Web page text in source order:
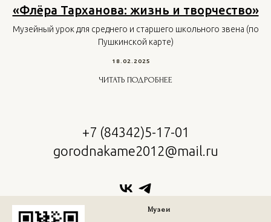
«Флёра Тарханова: жизнь и творчество»
Музейный урок для среднего и старшего школьного звена (по
Пушкинской карте)
18.02.2025
ЧИТАТЬ ПОДРОБНЕЕ
+7 (84342)5-17-01
gorodnakame2012@mail.ru
Музеи